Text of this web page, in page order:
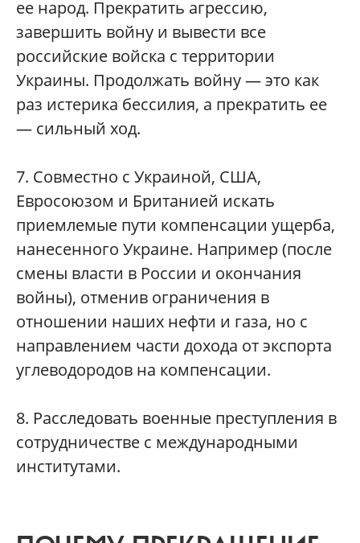
ее народ. Прекратить агрессию,
завершить войну и вывести все
российские войска с территории
Украины. Продолжать войну — это как
раз истерика бессилия, а прекратить ее
— сильный ход.
7. Совместно с Украиной, США,
Евросоюзом и Британией искать
приемлемые пути компенсации ущерба,
нанесенного Украине. Например (после
смены власти в России и окончания
войны), отменив ограничения в
отношении наших нефти и газа, но с
направлением части дохода от экспорта
углеводородов на компенсации.
8. Расследовать военные преступления в
сотрудничестве с международными
институтами.